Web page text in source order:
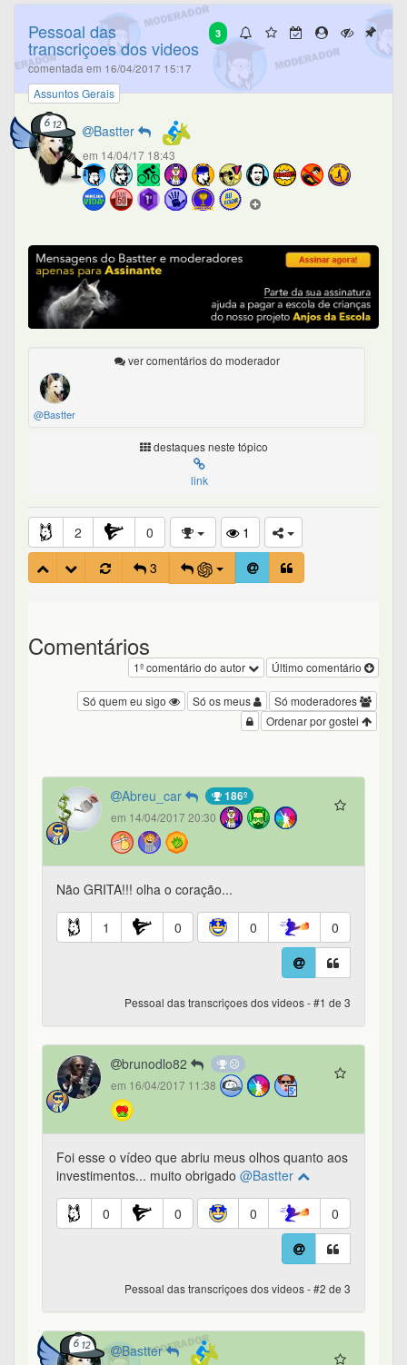
3
Pessoal das
transcriçoes dos videos
comentada em 16/04/2017 15:17
Assuntos Gerais
Bastter
em 14/04/17 18:43
ver comentários do moderador
@Bastter
destaques neste tópico
link
2 0
1
3
Comentários
Último comentário
1º comentário do autor
Só moderadores
Só os meus
Só quem eu sigo
Ordenar por gostei
Abreu_car 186º
em 14/04/2017 20:30
Não GRITA!!! olha o coração...
1 0 0 0
Pessoal das transcriçoes dos videos - #1 de 3
brunodlo82
em 16/04/2017 11:38
Foi esse o vídeo que abriu meus olhos quanto aos
investimentos... muito obrigado @Bastter
0 0 0 0
Pessoal das transcriçoes dos videos - #2 de 3
Bastter